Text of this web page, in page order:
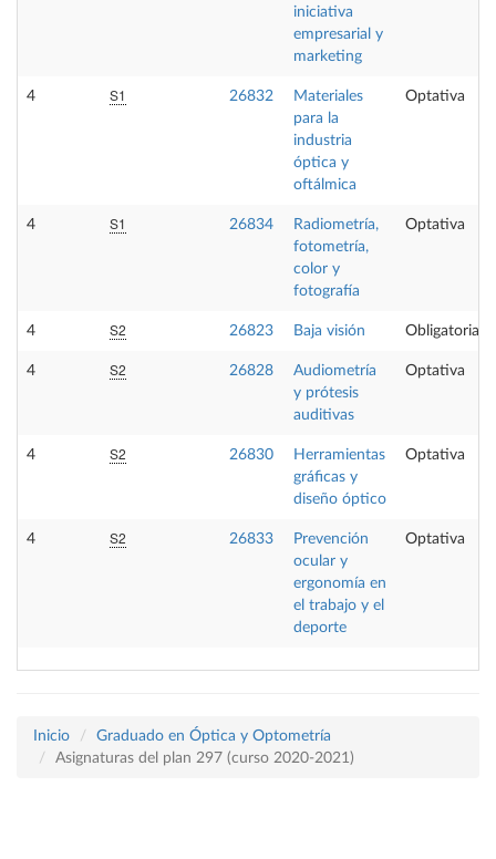
iniciativa
empresarial y
marketing
4 S1 26832
Materiales
para la
industria
óptica y
oftálmica
Optativa
4 S1 26834
Radiometría,
fotometría,
color y
fotografía
Optativa
4 S2 26823 Baja visión Obligatoria
4 S2 26828
Audiometría
y prótesis
auditivas
Optativa
4 S2 26830
Herramientas
gráficas y
diseño óptico
Optativa
4 S2 26833
Prevención
ocular y
ergonomía en
el trabajo y el
deporte
Optativa
Inicio
Graduado en Óptica y Optometría
Asignaturas del plan 297 (curso 2020-2021)